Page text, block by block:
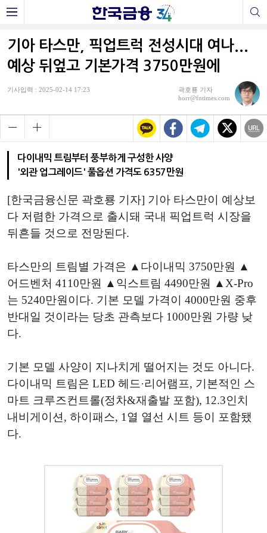
기아 타스만, 픽업트럭 전성시대 여나...
예상 뒤엎고 기본가격 3750만원에
기사입력 : 2025-02-14 17:23
곽호룡 기자
horr@fntimes.com
다이내믹 트림부터 풍부하게 구성한 사양
'외관 업그레이드' 풀옵션 가격도 6357만원
[한국금융신문 곽호룡 기자] 기아 타스만이 예상보
다 저렴한 가격으로 출시돼 국내 픽업트럭 시장을
뒤흔들 것으로 전망된다.
타스만의 트림별 가격은 ▲다이내믹 3750만원 ▲
어드벤처 4110만원 ▲익스트림 4490만원 ▲X-Pro
는 5240만원이다. 기본 모델 가격이 4000만원 중후
반대일 것이라는 당초 관측보다 1000만원 가량 낮
다.
기본 모델 사양이 지나치게 떨어지는 것도 아니다.
다이내믹 트림은 LED 헤드·리어램프, 기본적인 스
마트 크루즈컨트롤(정차&재출발 포함), 12.3인치
내비게이션, 하이패스, 1열 열선 시트 등이 포함됐
다.